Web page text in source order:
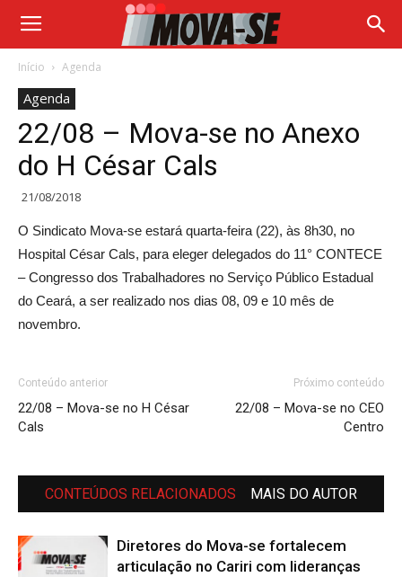
Início Agenda
Agenda
22/08 – Mova-se no Anexo
do H César Cals
21/08/2018
O Sindicato Mova-se estará quarta-feira (22), às 8h30, no
Hospital César Cals, para eleger delegados do 11° CONTECE
– Congresso dos Trabalhadores no Serviço Público Estadual
do Ceará, a ser realizado nos dias 08, 09 e 10 mês de
novembro.
Conteúdo anterior
22/08 – Mova-se no H César
Cals
Próximo conteúdo
22/08 – Mova-se no CEO
Centro
CONTEÚDOS RELACIONADOS MAIS DO AUTOR
Diretores do Mova-se fortalecem
articulação no Cariri com lideranças